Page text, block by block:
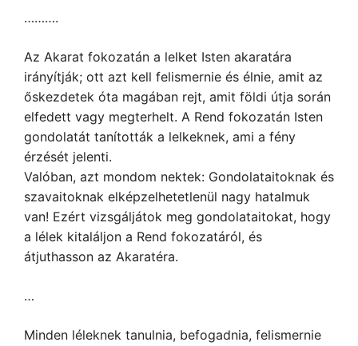
……….
Az Akarat fokozatán a lelket Isten akaratára
irányítják; ott azt kell felismernie és élnie, amit az
őskezdetek óta magában rejt, amit földi útja során
elfedett vagy megterhelt. A Rend fokozatán Isten
gondolatát tanították a lelkeknek, ami a fény
érzését jelenti.
Valóban, azt mondom nektek: Gondolataitoknak és
szavaitoknak elképzelhetetlenül nagy hatalmuk
van! Ezért vizsgáljátok meg gondolataitokat, hogy
a lélek kitaláljon a Rend fokozatáról, és
átjuthasson az Akaratéra.
…
Minden léleknek tanulnia, befogadnia, felismernie